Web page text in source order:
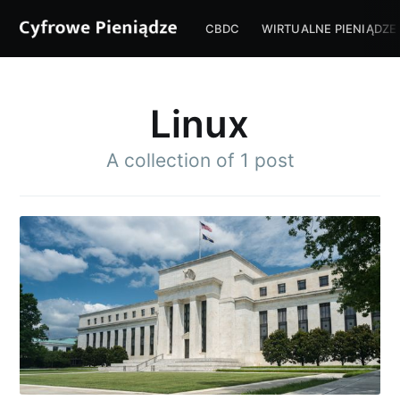
CBDC WIRTUALNE PIENIĄDZE
Linux
A collection of 1 post